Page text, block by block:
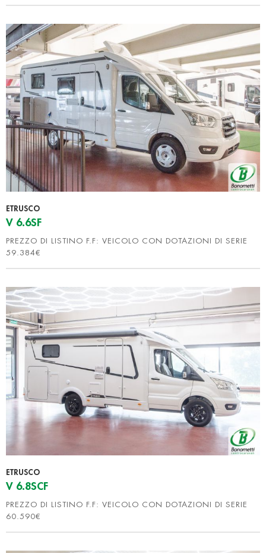
ETRUSCO
V 6.6SF
PREZZO DI LISTINO F.F: VEICOLO CON DOTAZIONI DI SERIE
59.384€
ETRUSCO
V 6.8SCF
PREZZO DI LISTINO F.F: VEICOLO CON DOTAZIONI DI SERIE
60.590€